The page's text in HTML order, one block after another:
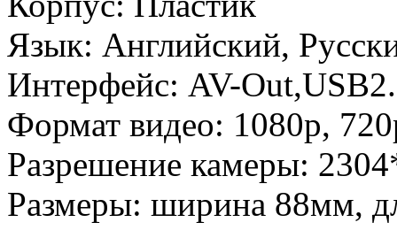
Язык: Английский,
Интерфейс: AV-
Формат видео: 1080p,
Разрешение камеры:
Размеры: ширина 88мм,